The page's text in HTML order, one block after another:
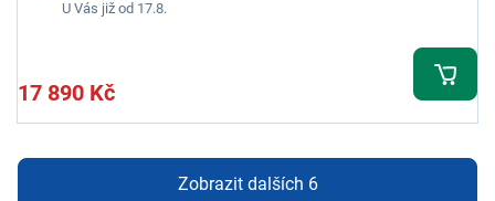
U Vás již od 17.8.
17 890 Kč
Zobrazit dalších 6